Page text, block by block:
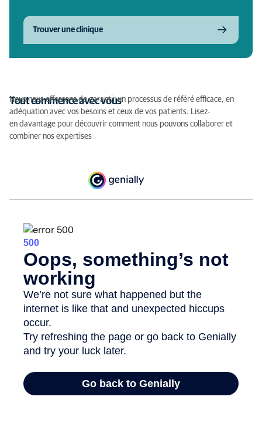
Trouver une clinique
Tout commence avec vous
Nous nous efforçons de garantir un processus de référé efficace, en
adéquation avec vos besoins et ceux de vos patients. Lisez-
en davantage pour découvrir comment nous pouvons collaborer et
combiner nos expertises